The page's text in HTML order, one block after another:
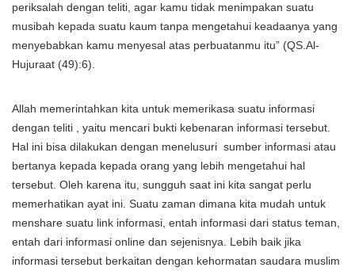
periksalah dengan teliti, agar kamu tidak menimpakan suatu
musibah kepada suatu kaum tanpa mengetahui keadaanya yang
menyebabkan kamu menyesal atas perbuatanmu itu” (QS.Al-
Hujuraat (49):6).
Allah memerintahkan kita untuk memerikasa suatu informasi
dengan teliti , yaitu mencari bukti kebenaran informasi tersebut.
Hal ini bisa dilakukan dengan menelusuri sumber informasi atau
bertanya kepada kepada orang yang lebih mengetahui hal
tersebut. Oleh karena itu, sungguh saat ini kita sangat perlu
memerhatikan ayat ini. Suatu zaman dimana kita mudah untuk
menshare suatu link informasi, entah informasi dari status teman,
entah dari informasi online dan sejenisnya. Lebih baik jika
informasi tersebut berkaitan dengan kehormatan saudara muslim